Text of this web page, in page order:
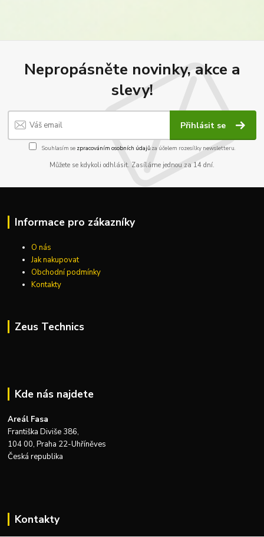
Nepropásněte novinky, akce a
slevy!
Přihlásit se
Souhlasím se zpracováním osobních údajůza účelem rozesílky newsletteru.
Můžete se kdykoli odhlásit. Zasíláme jednou za 14 dní.
Informace pro zákazníky
O nás
Jak nakupovat
Obchodní podmínky
Kontakty
Zeus Technics
Kde nás najdete
Areál Fasa
Františka Diviše 386,
104 00, Praha 22-Uhříněves
Česká republika
Kontakty